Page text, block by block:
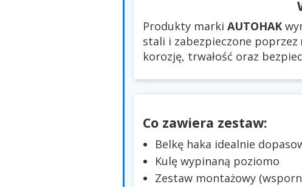
Produkty marki AUTOHAK
stali i zabezpieczone poprzez
korozję, trwałość oraz
Co zawiera zestaw:
Belkę haka idealnie
Kulę wypinaną poziomo
Zestaw montażowy